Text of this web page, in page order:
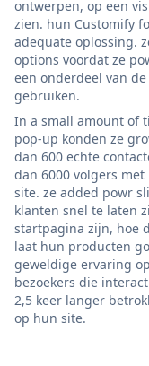
ontwerpen, op een
zien. hun Customify
adequate oplossing.
options voordat ze
een onderdeel van
gebruiken.
In a small amount of
pop-up konden ze
dan 600 echte
dan 6000 volgers
site. ze added powr
klanten snel te laten
startpagina zijn, hoe
laat hun producten
geweldige ervaring
bezoekers die
2,5 keer langer
op hun site.